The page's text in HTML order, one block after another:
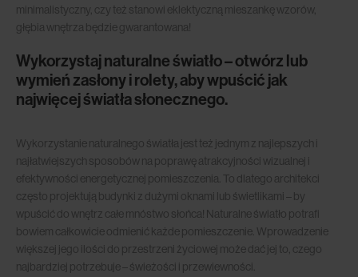
minimalistyczny, czy też stanowi eklektyczną mieszankę wzorów,
głębia wnętrza będzie gwarantowana!
Wykorzystaj naturalne światło – otwórz lub
wymień zasłony i rolety, aby wpuścić jak
najwięcej światła słonecznego.
Wykorzystanie naturalnego światła jest też jednym z najlepszych i
najłatwiejszych sposobów na poprawę atrakcyjności wizualnej i
efektywności energetycznej pomieszczenia. To dlatego architekci
często projektują budynki z dużymi oknami lub świetlikami – by
wpuścić do wnętrz całe mnóstwo słońca! Naturalne światło potrafi
bowiem całkowicie odmienić każde pomieszczenie. Wprowadzenie
większej jego ilości do przestrzeni życiowej może dać jej to, czego
najbardziej potrzebuje – świeżości i przewiewności.